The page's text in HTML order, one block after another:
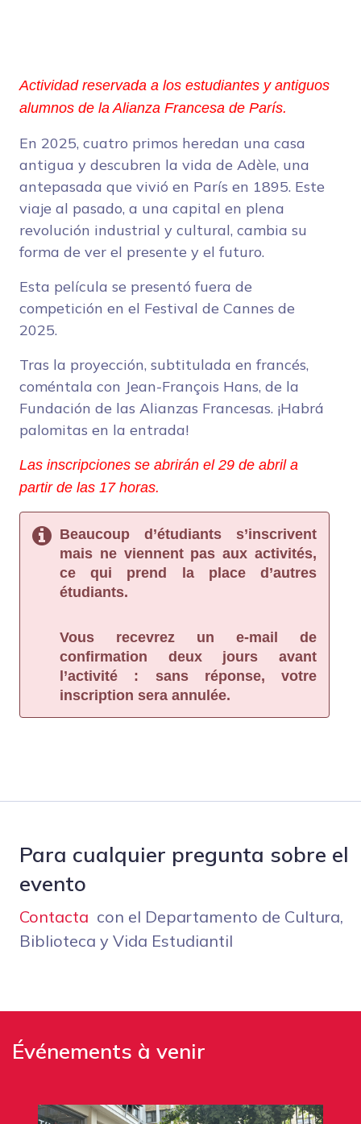
Actividad reservada a los estudiantes y antiguos
alumnos de la Alianza Francesa de París.
En 2025, cuatro primos heredan una casa
antigua y descubren la vida de Adèle, una
antepasada que vivió en París en 1895. Este
viaje al pasado, a una capital en plena
revolución industrial y cultural, cambia su
forma de ver el presente y el futuro.
Esta película se presentó fuera de
competición en el Festival de Cannes de
2025.
Tras la proyección, subtitulada en francés,
coméntala con Jean-François Hans, de la
Fundación de las Alianzas Francesas. ¡Habrá
palomitas en la entrada!
Las inscripciones se abrirán el 29 de abril a
partir de las 17 horas.
Beaucoup d’étudiants s’inscrivent
mais ne viennent pas aux activités,
ce qui prend la place d’autres
étudiants.
Vous recevrez un e-mail de
confirmation deux jours avant
l’activité : sans réponse, votre
inscription sera annulée.
Para cualquier pregunta sobre el
evento
Contacta con el Departamento de Cultura,
Biblioteca y Vida Estudiantil
Événements à venir